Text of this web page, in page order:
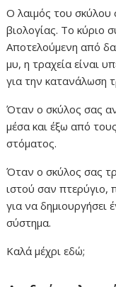
Ο λαιμός του σκύλου
βιολογίας. Το κύριο
Αποτελούμενη από
μυ, η τραχεία είναι
για την κατανάλωση
Όταν ο σκύλος σας
μέσα και έξω από
στόματος.
Όταν ο σκύλος σας
ιστού σαν πτερύγιο,
για να δημιουργήσει
σύστημα.
Καλά μέχρι εδώ;